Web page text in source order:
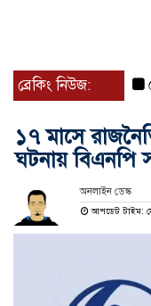
ব্রেকিং নিউজ: যৌথ
১৭ মাসে
ঘটনায় বিএনপি
অনলাইন ডেস্ক
আপডেট টাইম: